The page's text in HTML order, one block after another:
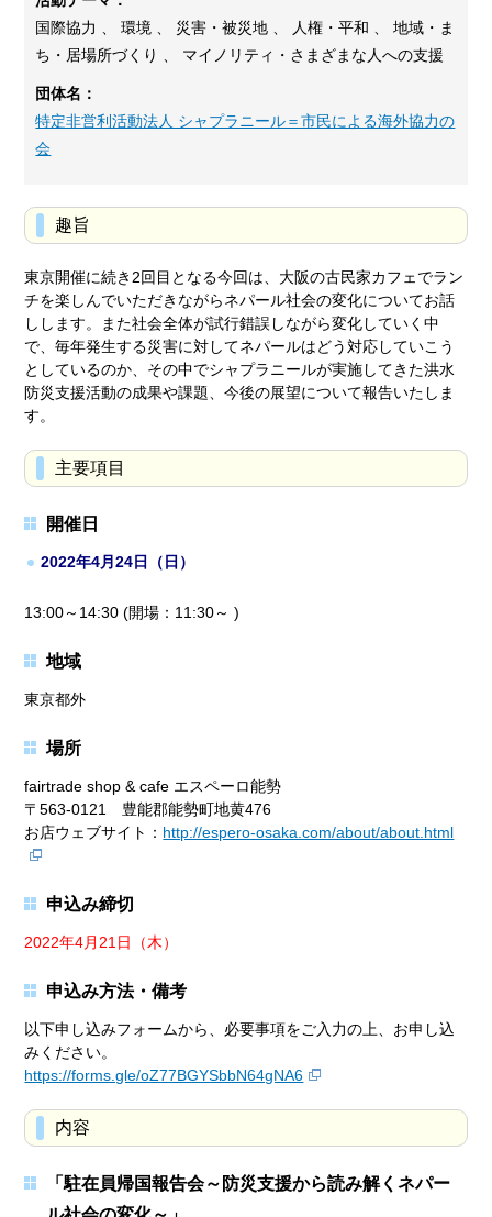
国際協力 、 環境 、 災害・被災地 、 人権・平和 、 地域・ま
ち・居場所づくり 、 マイノリティ・さまざまな人への支援
団体名：
特定非営利活動法人 シャプラニール＝市民による海外協力の
会
趣旨
東京開催に続き2回目となる今回は、大阪の古民家カフェでラン
チを楽しんでいただきながらネパール社会の変化についてお話
しします。また社会全体が試行錯誤しながら変化していく中
で、毎年発生する災害に対してネパールはどう対応していこう
としているのか、その中でシャプラニールが実施してきた洪水
防災支援活動の成果や課題、今後の展望について報告いたしま
す。
主要項目
開催日
2022年4月24日（日）
13:00～14:30 (開場：11:30～ )
地域
東京都外
場所
fairtrade shop & cafe エスペーロ能勢
〒563-0121 豊能郡能勢町地黄476
お店ウェブサイト： http://espero-osaka.com/about/about.html
申込み締切
2022年4月21日（木）
申込み方法・備考
以下申し込みフォームから、必要事項をご入力の上、お申し込
みください。
https://forms.gle/oZ77BGYSbbN64gNA6
内容
「駐在員帰国報告会～防災支援から読み解くネパー